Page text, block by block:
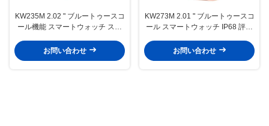
KW235M 2.02 " ブルートゥースコ
ール機能 スマートウォッチ スマ
モニター
お問い合わせ
KW273M 2.01 " ブルートゥースコ
ール スマートウォッチ IP68 評価
ション
お問い合わせ